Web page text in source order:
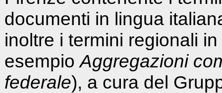
documenti in lingua
inoltre i termini regionali
esempioAggregazioni
federale), a cura del